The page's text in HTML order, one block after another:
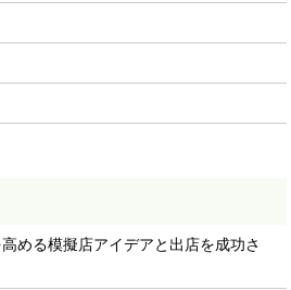
める模擬店アイデアと出店を成功さ